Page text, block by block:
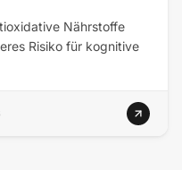
Nährstoffe
Risiko für kognitive